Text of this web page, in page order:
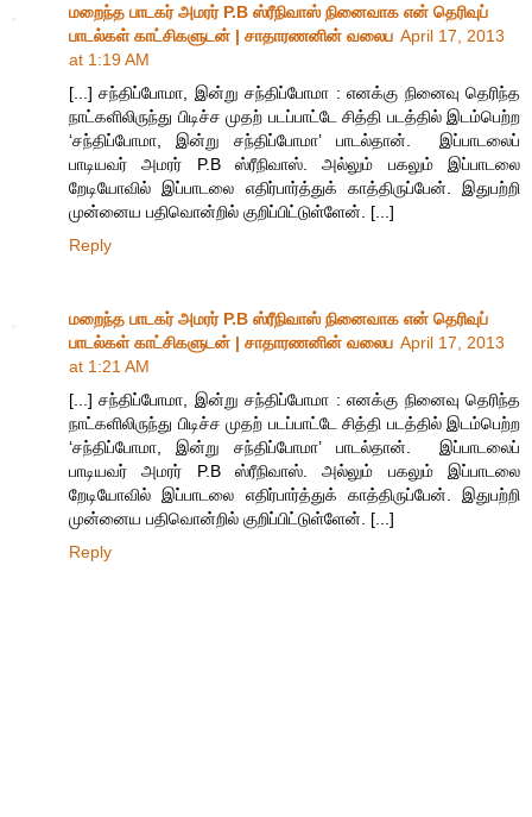
மறைந்த பாடகர் அமரர் P.B ஸ்ரீநிவாஸ் நினைவாக என் தெரிவுப்
பாடல்கள் காட்சிகளுடன் | சாதாரணனின் வலைப April 17, 2013
at 1:19 AM
[...] சந்திப்போமா, இன்று சந்திப்போமா : எனக்கு நினைவு தெரிந்த
நாட்களிலிருந்து பிடிச்ச முதற் படப்பாட்டே சித்தி படத்தில் இடம்பெற்ற
‘சந்திப்போமா, இன்று சந்திப்போமா’ பாடல்தான். இப்பாடலைப்
பாடியவர் அமரர் P.B ஸ்ரீநிவாஸ். அல்லும் பகலும் இப்பாடலை
றேடியோவில் இப்பாடலை எதிர்பார்த்துக் காத்திருப்பேன். இதுபற்றி
முன்னைய பதிவொன்றில் குறிப்பிட்டுள்ளேன். [...]
Reply
மறைந்த பாடகர் அமரர் P.B ஸ்ரீநிவாஸ் நினைவாக என் தெரிவுப்
பாடல்கள் காட்சிகளுடன் | சாதாரணனின் வலைப April 17, 2013
at 1:21 AM
[...] சந்திப்போமா, இன்று சந்திப்போமா : எனக்கு நினைவு தெரிந்த
நாட்களிலிருந்து பிடிச்ச முதற் படப்பாட்டே சித்தி படத்தில் இடம்பெற்ற
‘சந்திப்போமா, இன்று சந்திப்போமா’ பாடல்தான். இப்பாடலைப்
பாடியவர் அமரர் P.B ஸ்ரீநிவாஸ். அல்லும் பகலும் இப்பாடலை
றேடியோவில் இப்பாடலை எதிர்பார்த்துக் காத்திருப்பேன். இதுபற்றி
முன்னைய பதிவொன்றில் குறிப்பிட்டுள்ளேன். [...]
Reply